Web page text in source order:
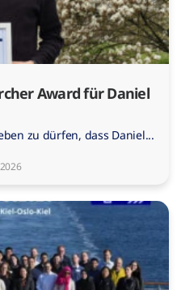
Award für Daniel
zu dürfen, dass Daniel...